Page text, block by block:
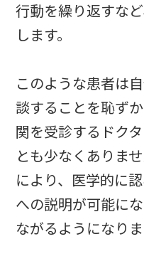
行動を繰り返すな
します。
このような患者は
談することを恥ず
関を受診するドク
とも少なくありま
により、医学的に
への説明が可能に
ながるようになりま